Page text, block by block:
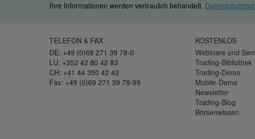
Ihre Informationen werden vertraulich behandelt.
TELEFON & FAX
DE: +49 (0)69 271 39 78-0
LU: +352 42 80 42 83
CH: +41 44 350 42 42
Fax: +49 (0)69 271 39 78-99
KOSTENLOS
Webinare und
Trading-Bibliothek
Trading-Demo
Mobile-Demo
Newsletter
Trading-Blog
Börsenwissen